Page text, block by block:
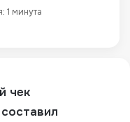
1 минута
чек